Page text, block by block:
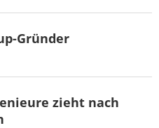
Gründer
zieht nach